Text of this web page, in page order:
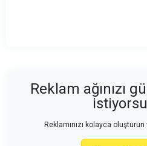
Reklam ağınızı
Reklamınızı kolayca oluşturun